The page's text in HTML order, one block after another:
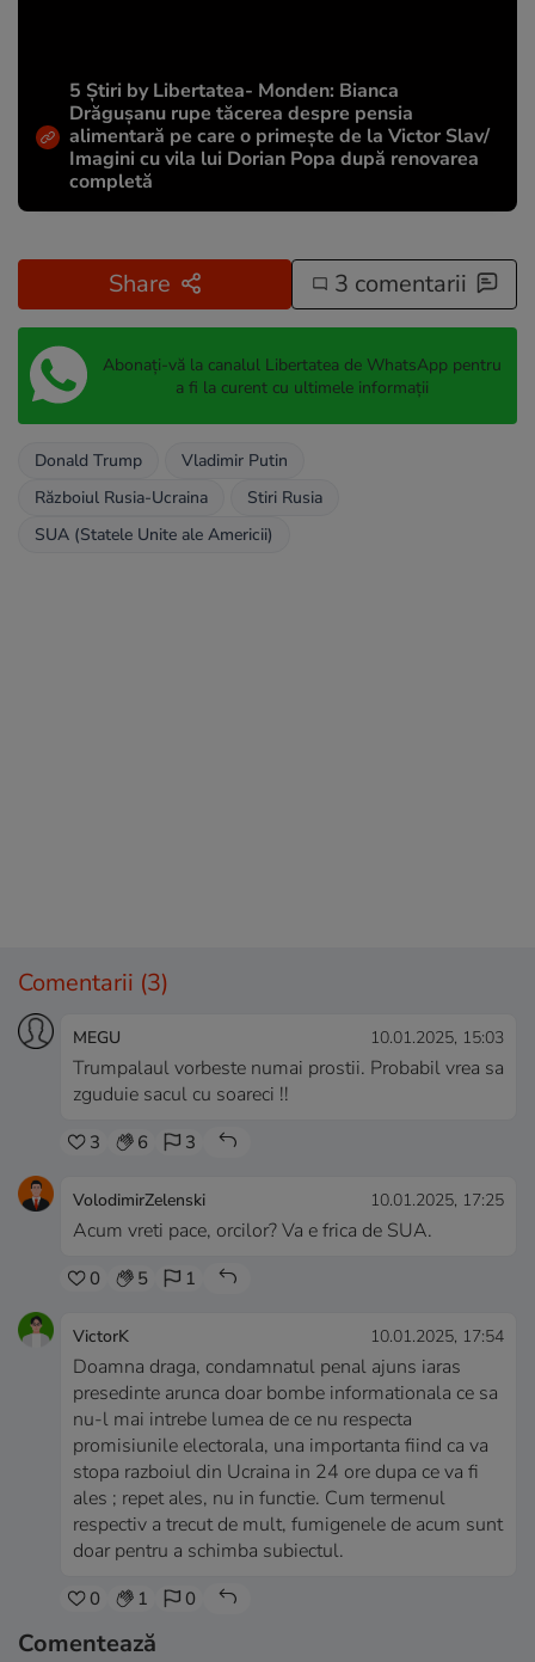
5 Știri by Libertatea- Monden: Bianca
Drăgușanu rupe tăcerea despre pensia
alimentară pe care o primește de la Victor Slav/
Imagini cu vila lui Dorian Popa după renovarea
completă
Share 3 comentarii
Abonați-vă la canalul Libertatea de WhatsApp pentru
a fi la curent cu ultimele informații
Donald Trump
Vladimir Putin
Războiul Rusia-Ucraina
Stiri Rusia
SUA (Statele Unite ale Americii)
Comentarii (3)
MEGU 10.01.2025, 15:03
Trumpalaul vorbeste numai prostii. Probabil vrea sa
zguduie sacul cu soareci !!
3 6 3
VolodimirZelenski 10.01.2025, 17:25
Acum vreti pace, orcilor? Va e frica de SUA.
0 5 1
VictorK 10.01.2025, 17:54
Doamna draga, condamnatul penal ajuns iaras
presedinte arunca doar bombe informationala ce sa
nu-l mai intrebe lumea de ce nu respecta
promisiunile electorala, una importanta fiind ca va
stopa razboiul din Ucraina in 24 ore dupa ce va fi
ales ; repet ales, nu in functie. Cum termenul
respectiv a trecut de mult, fumigenele de acum sunt
doar pentru a schimba subiectul.
0 1 0
Comentează